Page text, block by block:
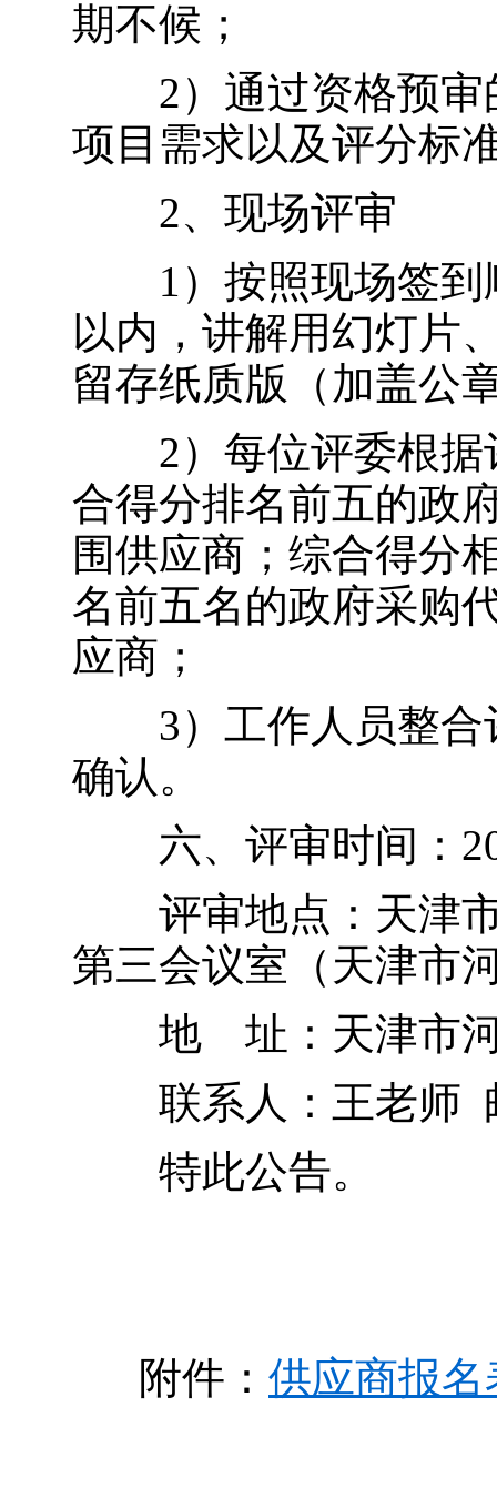
期不候；
2）通过资格预审
项目需求以及评分标
2、现场评审
1）按照现场签到
以内，讲解用幻灯片
留存纸质版（加盖公
2）每位评委根据
合得分排名前五的政
围供应商；综合得分
名前五名的政府采购
应商；
3）工作人员整合
确认。
六、评审时间：
评审地点：天津市
第三会议室（天津市
地 址：天津市河
联系人：王老师 邮
特此公告。
附件： 供应商报名